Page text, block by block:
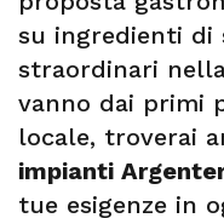
su ingredienti
straordinari
vanno dai primi
locale, troverai
impianti
tue esigenze in